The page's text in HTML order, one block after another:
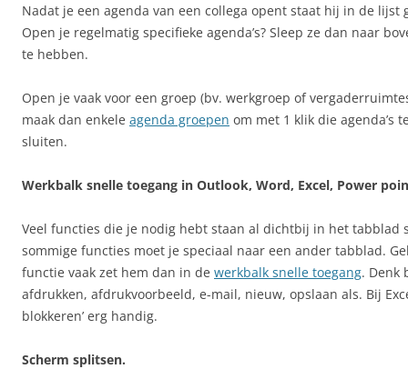
Nadat je een agenda van een collega opent staat hij in de lijst
Open je regelmatig specifieke agenda’s? Sleep ze dan naar
te hebben.
Open je vaak voor een groep (bv. werkgroep of
maak dan enkele agenda groepen om met 1 klik die agenda’s
sluiten.
Werkbalk snelle toegang in Outlook, Word, Excel, Power
Veel functies die je nodig hebt staan al dichtbij in het tabblad
sommige functies moet je speciaal naar een ander tabblad.
functie vaak zet hem dan in de werkbalk snelle toegang. Denk
afdrukken, afdrukvoorbeeld, e-mail, nieuw, opslaan als. Bij
blokkeren’ erg handig.
Scherm splitsen.